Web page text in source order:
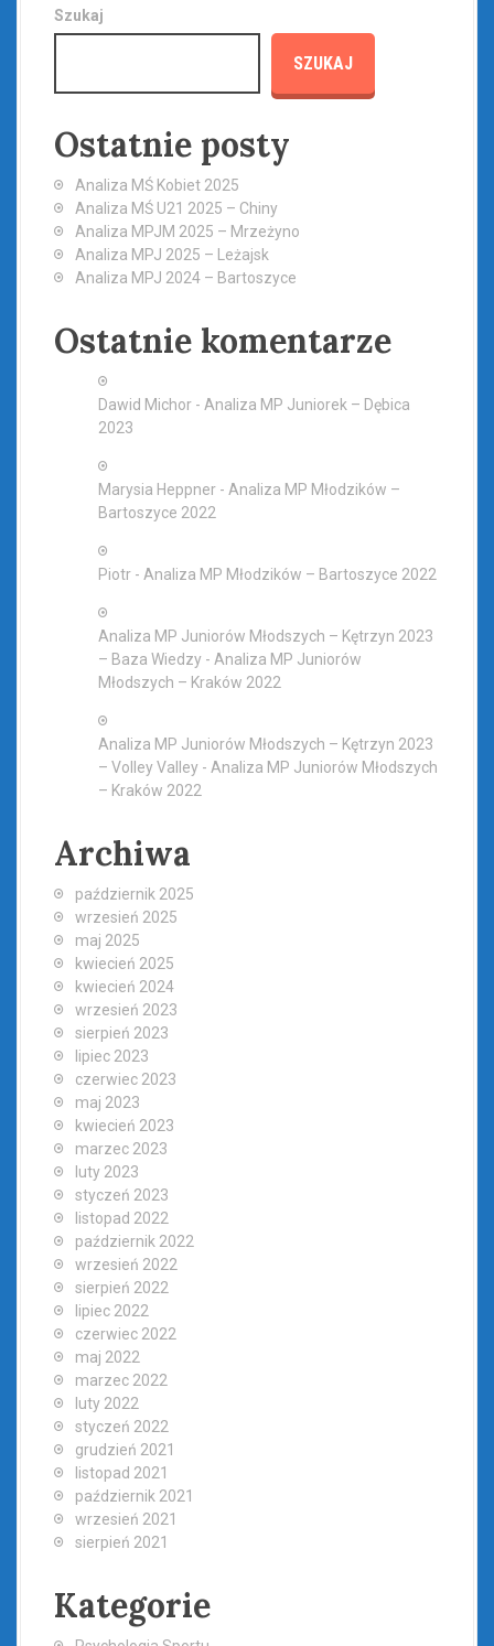
Szukaj
SZUKAJ
Ostatnie posty
Analiza MŚ Kobiet 2025
Analiza MŚ U21 2025 – Chiny
Analiza MPJM 2025 – Mrzeżyno
Analiza MPJ 2025 – Leżajsk
Analiza MPJ 2024 – Bartoszyce
Ostatnie komentarze
Dawid Michor - Analiza MP Juniorek – Dębica
2023
Marysia Heppner - Analiza MP Młodzików –
Bartoszyce 2022
Piotr - Analiza MP Młodzików – Bartoszyce 2022
Analiza MP Juniorów Młodszych – Kętrzyn 2023
– Baza Wiedzy - Analiza MP Juniorów
Młodszych – Kraków 2022
Analiza MP Juniorów Młodszych – Kętrzyn 2023
– Volley Valley - Analiza MP Juniorów Młodszych
– Kraków 2022
Archiwa
październik 2025
wrzesień 2025
maj 2025
kwiecień 2025
kwiecień 2024
wrzesień 2023
sierpień 2023
lipiec 2023
czerwiec 2023
maj 2023
kwiecień 2023
marzec 2023
luty 2023
styczeń 2023
listopad 2022
październik 2022
wrzesień 2022
sierpień 2022
lipiec 2022
czerwiec 2022
maj 2022
marzec 2022
luty 2022
styczeń 2022
grudzień 2021
listopad 2021
październik 2021
wrzesień 2021
sierpień 2021
Kategorie